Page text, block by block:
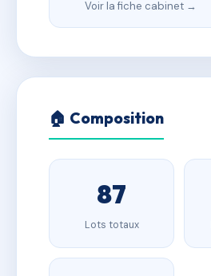
Voir la fiche cabinet →
🏠 Composition
87
Lots totaux